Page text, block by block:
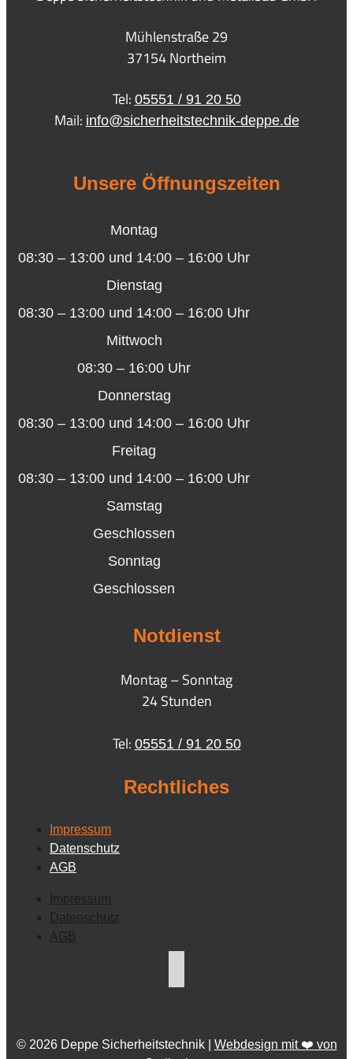
Mühlenstraße 29
37154 Northeim
Tel: 05551 / 91 20 50
Mail: info@sicherheitstechnik-deppe.de
Unsere Öffnungszeiten
Montag
08:30 – 13:00 und 14:00 – 16:00 Uhr
Dienstag
08:30 – 13:00 und 14:00 – 16:00 Uhr
Mittwoch
08:30 – 16:00 Uhr
Donnerstag
08:30 – 13:00 und 14:00 – 16:00 Uhr
Freitag
08:30 – 13:00 und 14:00 – 16:00 Uhr
Samstag
Geschlossen
Sonntag
Geschlossen
Notdienst
Montag – Sonntag
24 Stunden
Tel: 05551 / 91 20 50
Rechtliches
Impressum
Datenschutz
AGB
Impressum
Datenschutz
AGB
© 2026 Deppe Sicherheitstechnik | Webdesign mit ❤️ von